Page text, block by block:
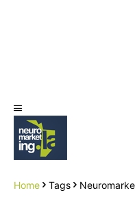
Home Tags